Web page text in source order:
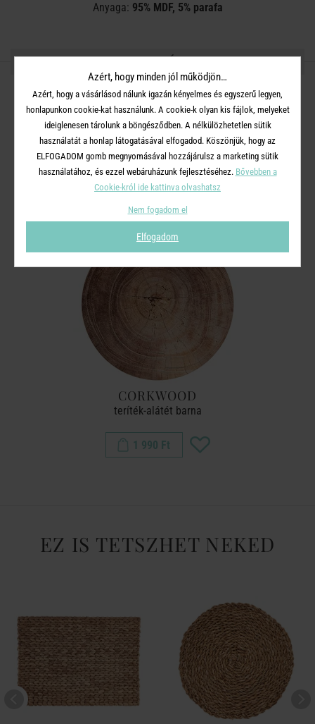
Anyaga: 95% MDF, 5% parafa
OSZD MEG MÁSOKKAL!
A TERMÉKCSALÁD TOVÁBBI
TERMÉKEI
CORKWOOD
teríték-alátét barna
1 990 Ft
EZ IS TETSZHET NEKED
Azért, hogy minden jól működjön…
Azért, hogy a vásárlásod nálunk igazán kényelmes és egyszerű legyen,
honlapunkon cookie-kat használunk. A cookie-k olyan kis fájlok, melyeket
ideiglenesen tárolunk a böngésződben. A nélkülözhetetlen sütik
használatát a honlap látogatásával elfogadod. Köszönjük, hogy az
ELFOGADOM gomb megnyomásával hozzájárulsz a marketing sütik
használatához, és ezzel webáruházunk fejlesztéséhez. Bővebben a
Cookie-król ide kattinva olvashatsz
Nem fogadom el
Elfogadom